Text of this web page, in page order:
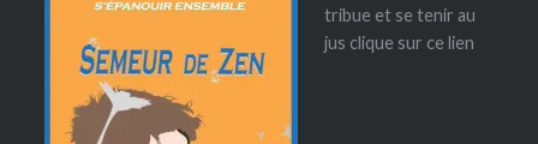
tribue et se tenir au
jus clique sur ce lien